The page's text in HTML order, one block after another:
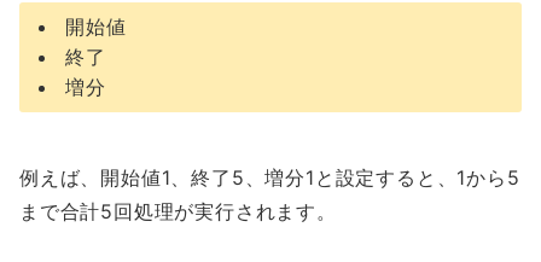
開始値
終了
増分
例えば、開始値1、終了5、増分1と設定すると、1から5
まで合計5回処理が実行されます。